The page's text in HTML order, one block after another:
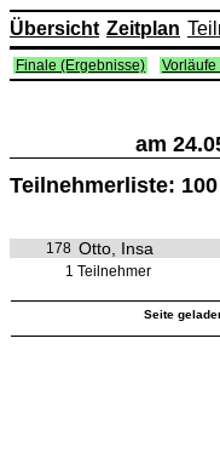
Übersicht Zeitplan
Finale (Ergebnisse)
am
Teilnehmerliste:
178 Otto, Insa
1 Teilnehmer
Seite